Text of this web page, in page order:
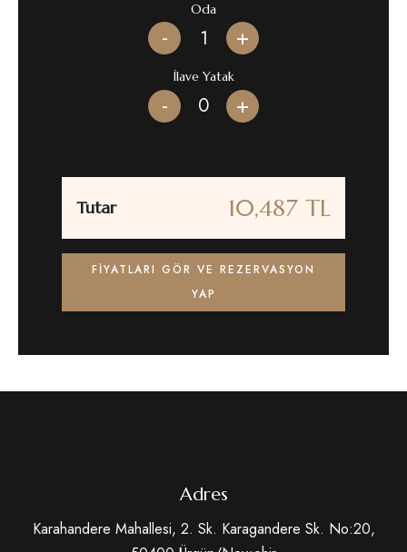
Oda
- +
İlave Yatak
- +
Tutar 10,487 TL
FIYATLARI GÖR VE REZERVASYON
YAP
Adres
Karahandere Mahallesi, 2. Sk. Karagandere Sk. No:20,